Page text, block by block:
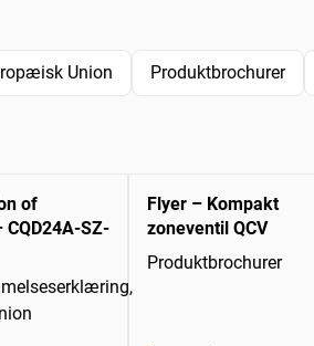
Union Produktbrochurer
of
SZ-
Flyer – Kompakt
zoneventil QCV
Produktbrochurer